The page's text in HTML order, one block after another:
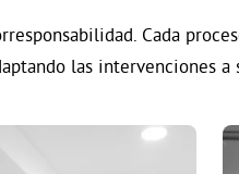
Cada
las intervenciones